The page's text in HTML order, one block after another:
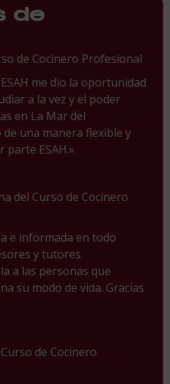
de
de Cocinero Profesional
me dio la oportunidad
a la vez y el poder
en La Mar del
una manera flexible y
parte ESAH.»
del Curso de Cocinero
e informada en todo
y tutores.
a las personas que
su modo de vida. Gracias
de Cocinero